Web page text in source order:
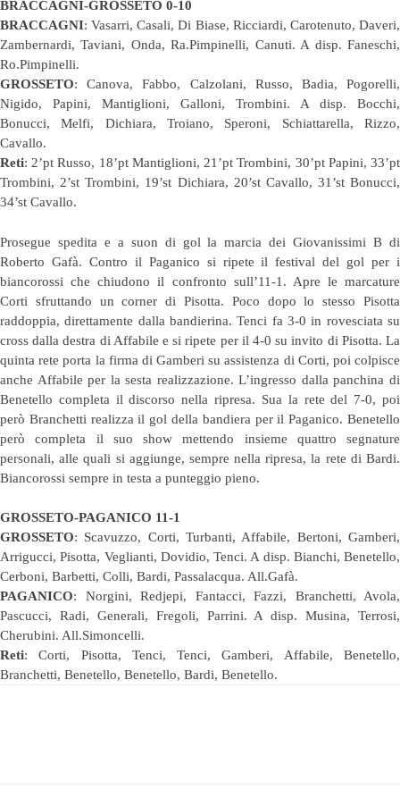
BRACCAGNI-GROSSETO 0-10
BRACCAGNI: Vasarri, Casali, Di Biase, Ricciardi, Carotenuto, Daveri,
Zambernardi, Taviani, Onda, Ra.Pimpinelli, Canuti. A disp. Faneschi,
Ro.Pimpinelli.
GROSSETO: Canova, Fabbo, Calzolani, Russo, Badia, Pogorelli,
Nigido, Papini, Mantiglioni, Galloni, Trombini. A disp. Bocchi,
Bonucci, Melfi, Dichiara, Troiano, Speroni, Schiattarella, Rizzo,
Cavallo.
Reti: 2’pt Russo, 18’pt Mantiglioni, 21’pt Trombini, 30’pt Papini, 33’pt
Trombini, 2’st Trombini, 19’st Dichiara, 20’st Cavallo, 31’st Bonucci,
34’st Cavallo.
Prosegue spedita e a suon di gol la marcia dei Giovanissimi B di
Roberto Gafà. Contro il Paganico si ripete il festival del gol per i
biancorossi che chiudono il confronto sull’11-1. Apre le marcature
Corti sfruttando un corner di Pisotta. Poco dopo lo stesso Pisotta
raddoppia, direttamente dalla bandierina. Tenci fa 3-0 in rovesciata su
cross dalla destra di Affabile e si ripete per il 4-0 su invito di Pisotta. La
quinta rete porta la firma di Gamberi su assistenza di Corti, poi colpisce
anche Affabile per la sesta realizzazione. L’ingresso dalla panchina di
Benetello completa il discorso nella ripresa. Sua la rete del 7-0, poi
però Branchetti realizza il gol della bandiera per il Paganico. Benetello
però completa il suo show mettendo insieme quattro segnature
personali, alle quali si aggiunge, sempre nella ripresa, la rete di Bardi.
Biancorossi sempre in testa a punteggio pieno.
GROSSETO-PAGANICO 11-1
GROSSETO: Scavuzzo, Corti, Turbanti, Affabile, Bertoni, Gamberi,
Arrigucci, Pisotta, Veglianti, Dovidio, Tenci. A disp. Bianchi, Benetello,
Cerboni, Barbetti, Colli, Bardi, Passalacqua. All.Gafà.
PAGANICO: Norgini, Redjepi, Fantacci, Fazzi, Branchetti, Avola,
Pascucci, Radi, Generali, Fregoli, Parrini. A disp. Musina, Terrosi,
Cherubini. All.Simoncelli.
Reti: Corti, Pisotta, Tenci, Tenci, Gamberi, Affabile, Benetello,
Branchetti, Benetello, Benetello, Bardi, Benetello.